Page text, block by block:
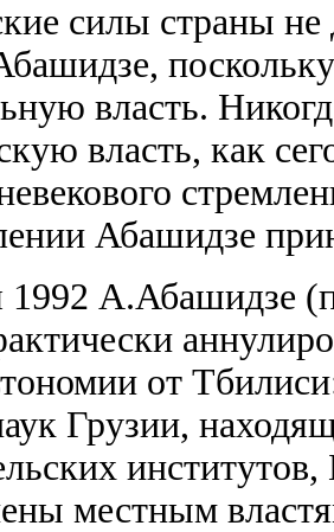
силы страны
власть.
власть, как
Абашидзе
1992 А.Абашидзе
от
Грузии,
местным